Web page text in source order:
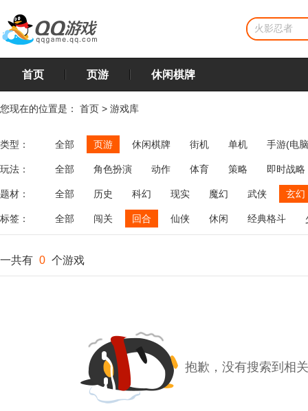
首页 页游 休闲棋牌
您现在的位置是： 首页 > 游戏库
类型： 全部 页游 休闲棋牌 街机 单机 手游(电
玩法： 全部 角色扮演 动作 体育 策略
即时战略
飞行
恋爱 第三人称射击 棋类 牌类 麻将
题材： 全部 历史 科幻 现实 魔幻 武侠 玄幻
标签： 全部 闯关 回合 仙侠 休闲 经典格斗
一共有 0 个游戏
抱歉，没有搜索到相